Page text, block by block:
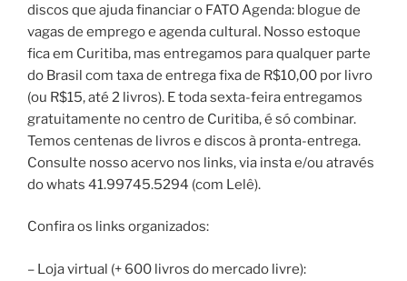
discos que ajuda financiar o FATO Agenda: blogue de
vagas de emprego e agenda cultural. Nosso estoque
fica em Curitiba, mas entregamos para qualquer parte
do Brasil com taxa de entrega fixa de R$10,00 por livro
(ou R$15, até 2 livros). E toda sexta-feira entregamos
gratuitamente no centro de Curitiba, é só combinar.
Temos centenas de livros e discos à pronta-entrega.
Consulte nosso acervo nos links, via insta e/ou através
do whats 41.99745.5294 (com Lelê).
Confira os links organizados:
– Loja virtual (+ 600 livros do mercado livre):